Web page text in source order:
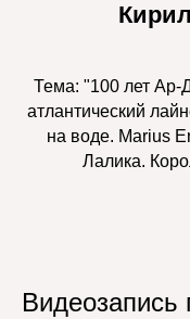
Тема: "100 лет Ар-
атлантический
на воде. Marius
Лалика.